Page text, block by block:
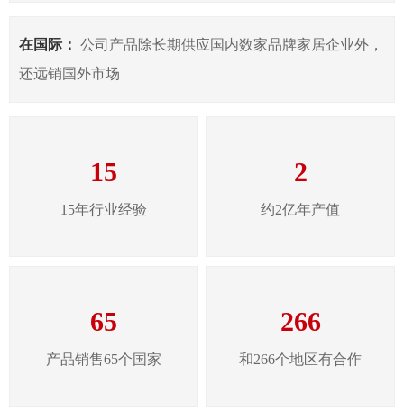
在国际： 公司产品除长期供应国内数家品牌家居企业外，
还远销国外市场
15
15年行业经验
2
约2亿年产值
65
产品销售65个国家
266
和266个地区有合作